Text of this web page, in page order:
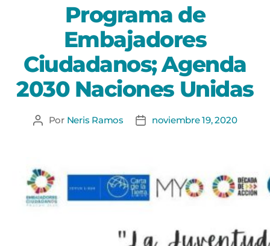
Programa de
Embajadores
Ciudadanos; Agenda
2030 Naciones Unidas
Por Neris Ramos noviembre 19, 2020